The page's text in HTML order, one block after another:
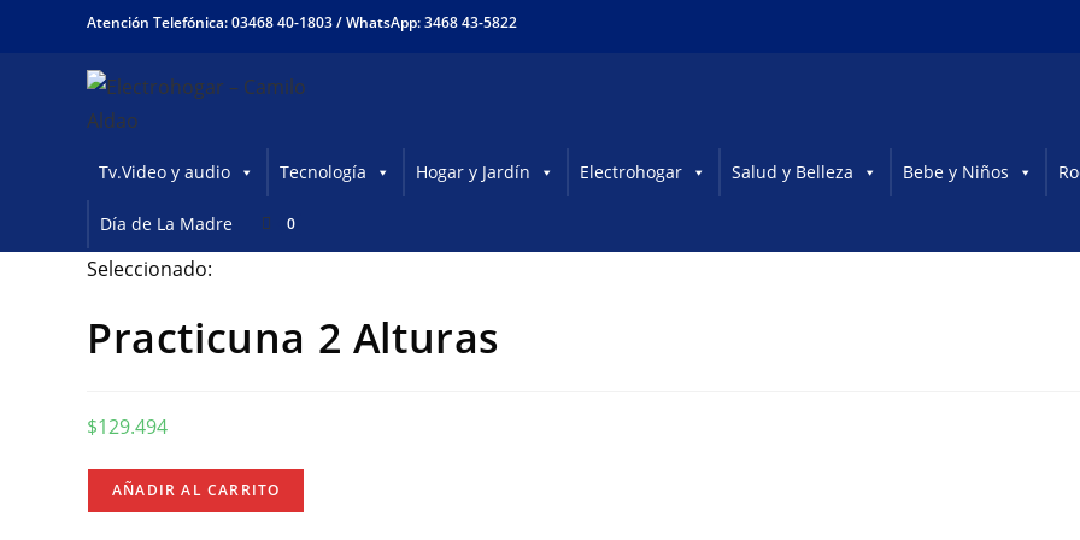
Atención Telefónica: 03468 40-1803 /WhatsApp: 3468 43-5822
Tv.Video y audio Tecnología Hogar y Jardín Electrohogar Salud y Belleza Bebe y Niños
Día de La Madre 0
Seleccionado:
Practicuna 2 Alturas
$129.494
Practicuna
2
AÑADIR AL CARRITO